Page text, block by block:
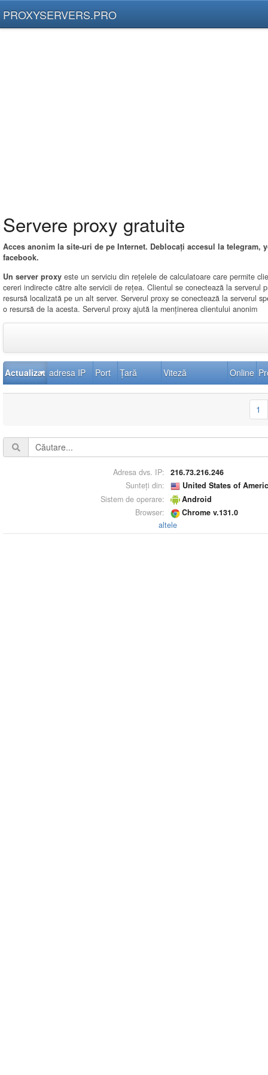
PROXYSERVERS.PRO
Servere proxy gratuite
Acces anonim la site-uri de pe Internet. Deblocați accesul la telegram,
facebook.
Un server proxy este un serviciu din rețelele de calculatoare care permite
cereri indirecte către alte servicii de rețea. Clientul se conectează la serverul
resursă localizată pe un alt server. Serverul proxy se conectează la serverul
o resursă de la acesta. Serverul proxy ajută la menținerea clientului anonim
Actualizat adresa IP Port Țară Viteză Online
1
Adresa dvs. IP:
216.73.216.246
Sunteți din:
United States of
Sistem de operare:
Android
Browser:
Chrome v.131.0
altele